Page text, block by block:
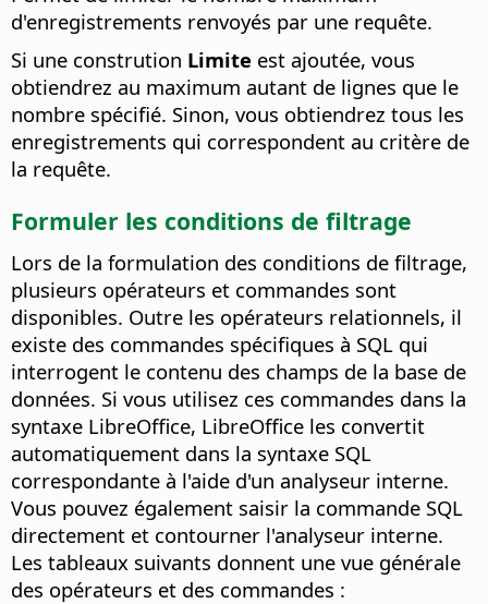
d'enregistrements renvoyés par une requête.
Si une constrution Limite est ajoutée, vous
obtiendrez au maximum autant de lignes que le
nombre spécifié. Sinon, vous obtiendrez tous les
enregistrements qui correspondent au critère de
la requête.
Formuler les conditions de filtrage
Lors de la formulation des conditions de filtrage,
plusieurs opérateurs et commandes sont
disponibles. Outre les opérateurs relationnels, il
existe des commandes spécifiques à SQL qui
interrogent le contenu des champs de la base de
données. Si vous utilisez ces commandes dans la
syntaxe LibreOffice, LibreOffice les convertit
automatiquement dans la syntaxe SQL
correspondante à l'aide d'un analyseur interne.
Vous pouvez également saisir la commande SQL
directement et contourner l'analyseur interne.
Les tableaux suivants donnent une vue générale
des opérateurs et des commandes :